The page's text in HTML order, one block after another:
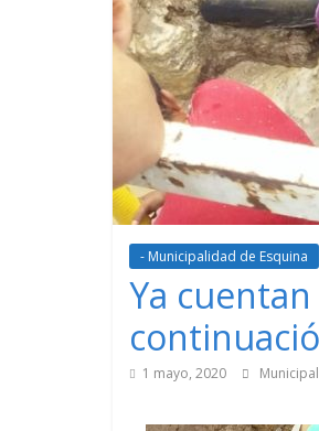
- Municipalidad de Esquina
Ya
1 mayo, 2020